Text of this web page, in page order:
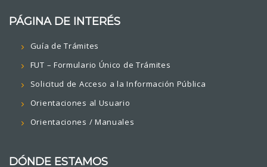
PÁGINA DE INTERÉS
Guía de Trámites
FUT – Formulario Único de Trámites
Solicitud de Acceso a la Información Pública
Orientaciones al Usuario
Orientaciones / Manuales
DÓNDE ESTAMOS